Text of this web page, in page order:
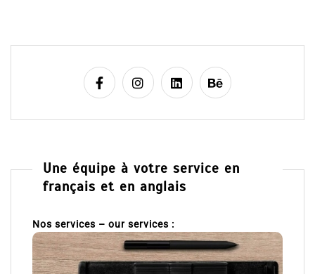
Une équipe à votre service en
français et en anglais
Nos services – our services :